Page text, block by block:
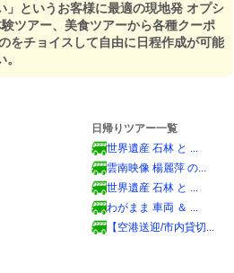
」というお客様に最適の現地発 オプシ
ツアー、美食ツアーから各種クーポ
をチョイスして自由に日程作成が可能
日帰りツアー一覧
世界遺産 石林 と ...
雲南映像 楊麗萍 の...
世界遺産 石林 と ...
わがまま 車両 ＆ ...
【空港送迎/市内貸切...